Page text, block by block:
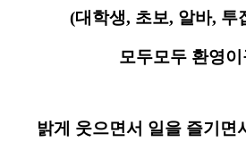
(대학생, 초보, 알바, 투
모두모두 환영
밝게 웃으면서 일을 즐기면